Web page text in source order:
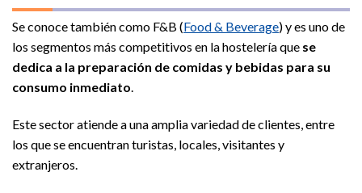
Se conoce también como F&B (Food & Beverage) y es uno de
los segmentos más competitivos en la hostelería que se
dedica a la preparación de comidas y bebidas para su
consumo inmediato.
Este sector atiende a una amplia variedad de clientes, entre
los que se encuentran turistas, locales, visitantes y
extranjeros.